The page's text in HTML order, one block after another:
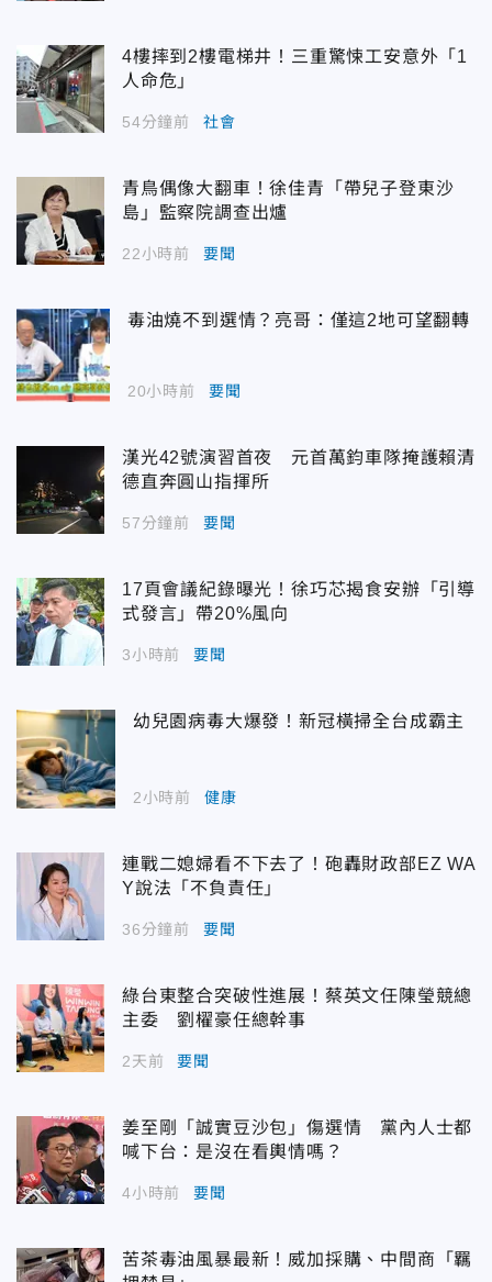
4樓摔到2樓電梯井！三重驚悚工安意外「1
人命危」
54分鐘前 社會
青鳥偶像大翻車！徐佳青「帶兒子登東沙
島」監察院調查出爐
22小時前 要聞
毒油燒不到選情？亮哥：僅這2地可望翻轉
20小時前 要聞
漢光42號演習首夜 元首萬鈞車隊掩護賴清
德直奔圓山指揮所
57分鐘前 要聞
17頁會議紀錄曝光！徐巧芯揭食安辦「引導
式發言」帶20%風向
3小時前 要聞
幼兒園病毒大爆發！新冠橫掃全台成霸主
2小時前 健康
連戰二媳婦看不下去了！砲轟財政部EZ WA
Y說法「不負責任」
36分鐘前 要聞
綠台東整合突破性進展！蔡英文任陳瑩競總
主委 劉櫂豪任總幹事
2天前 要聞
姜至剛「誠實豆沙包」傷選情 黨內人士都
喊下台：是沒在看輿情嗎？
4小時前 要聞
苦茶毒油風暴最新！威加採購、中間商「羈